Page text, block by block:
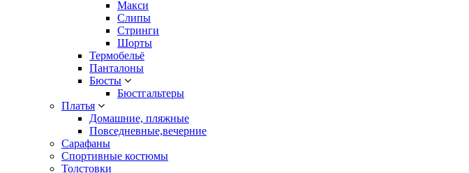
Макси
Слипы
Стринги
Шорты
Термобельё
Панталоны
Бюсты
Бюстгальтеры
Платья
Домашние, пляжные
Повседневные,вечерние
Сарафаны
Спортивные костюмы
Толстовки